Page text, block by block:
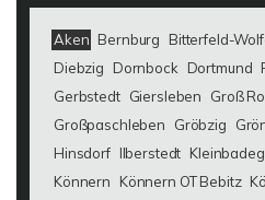
Aken Bernburg Bitterfeld-
Diebzig
Dornbock Dortmund
Gerbstedt Giersleben Groß
Großpaschleben
Gröbzig
Hinsdorf Ilberstedt
Könnern
Könnern OT Bebitz